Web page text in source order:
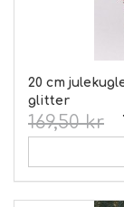
20 cm
glitter
169,50 kr